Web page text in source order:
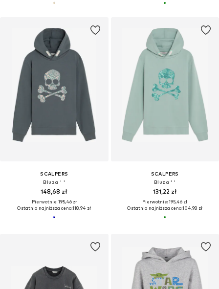
SCALPERS
Bluza ' '
148,68 zł
Pierwotnie: 195,46 zł
Ostatnia najniższa cena:118,94 zł
SCALPERS
Bluza ' '
131,22 zł
Pierwotnie: 195,46 zł
Ostatnia najniższa cena:104,98 zł